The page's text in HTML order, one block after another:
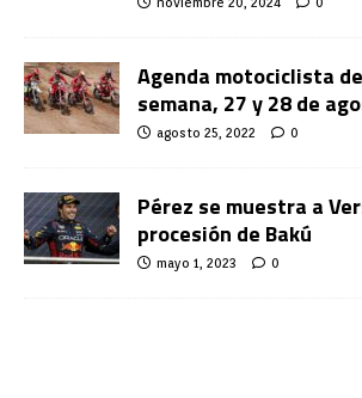
Agenda motociclista
semana, 27 y 28 de
agosto 25, 2022 0
Pérez se muestra a
procesión de Bakú
mayo 1, 2023 0